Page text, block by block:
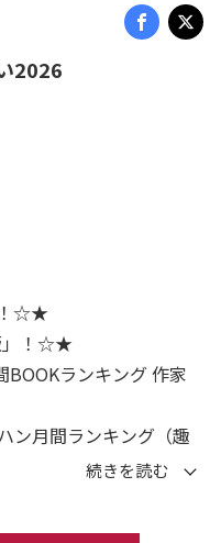
2026
！☆★
」！☆★
ランキング 作家
月間ランキング（趣